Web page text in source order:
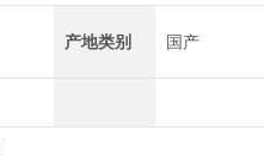
产地类别 国产